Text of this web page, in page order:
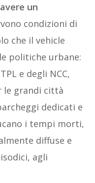
un
condizioni di
che il vehicle
politiche urbane:
e degli NCC,
le grandi città
dedicati e
i tempi morti,
diffuse e
agli